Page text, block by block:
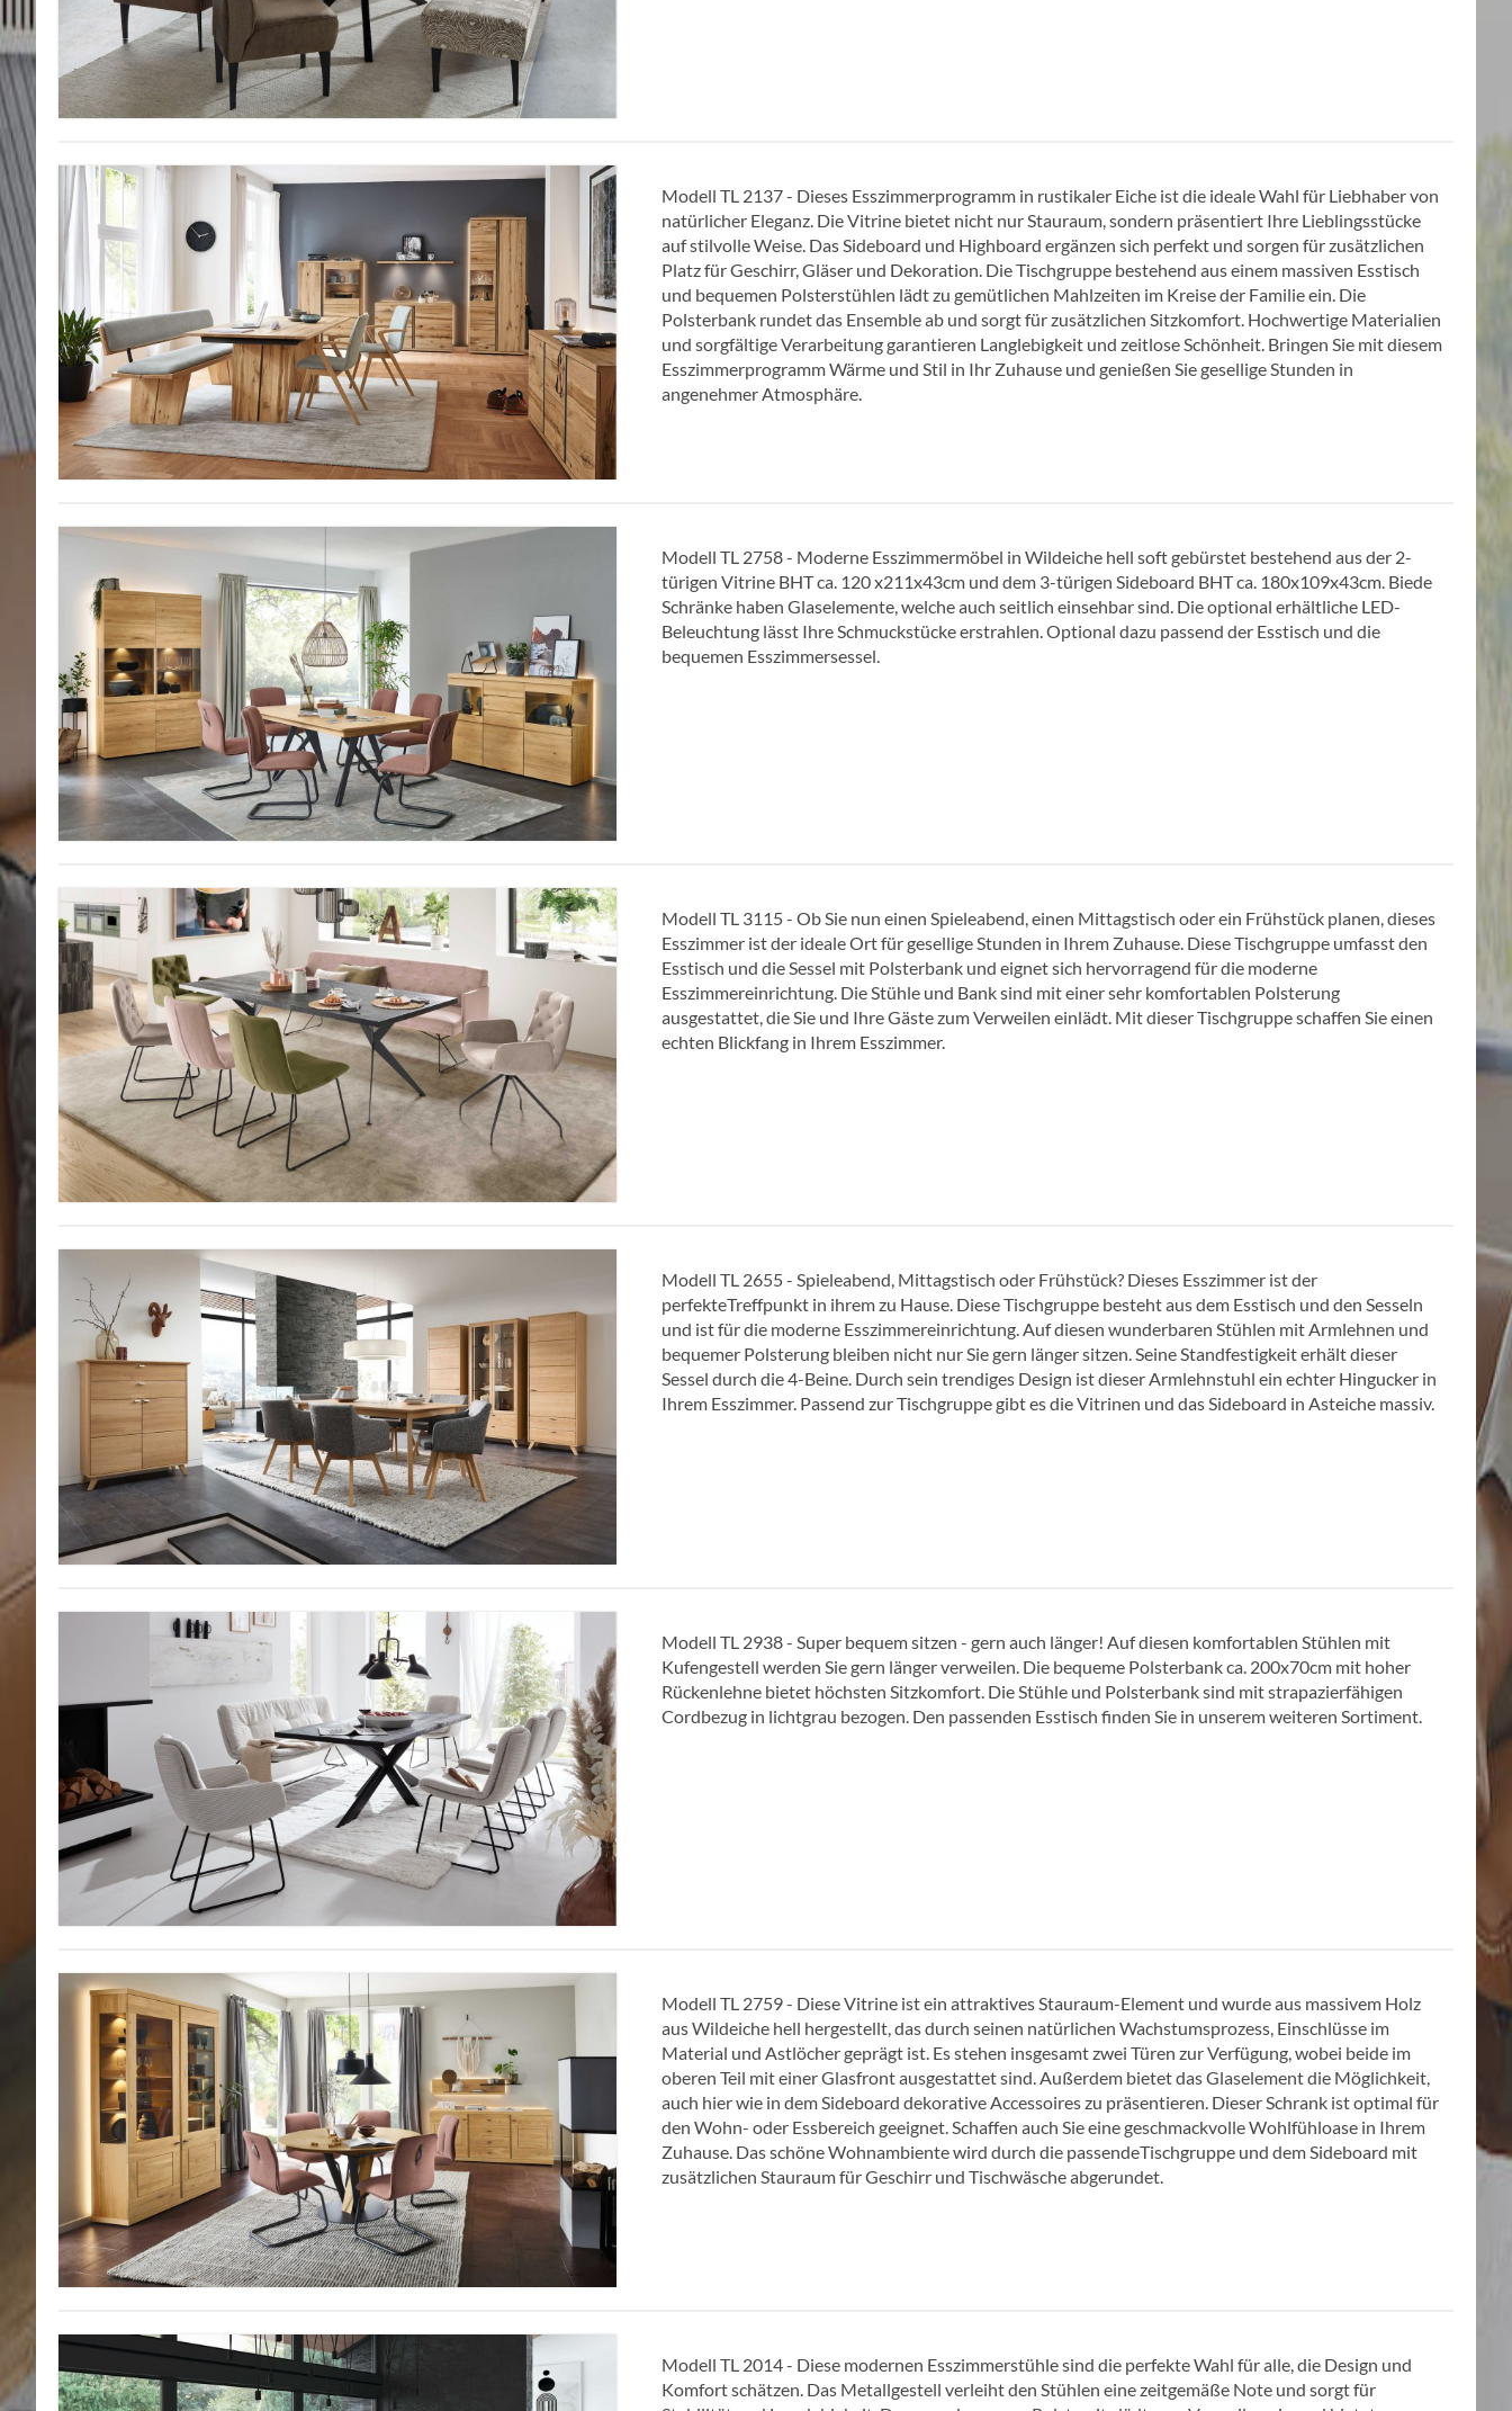
Modell TL 2137 - Dieses Esszimmerprogramm in rustikaler Eiche ist die ideale Wahl für Liebhaber von
natürlicher Eleganz. Die Vitrine bietet nicht nur Stauraum, sondern präsentiert Ihre Lieblingsstücke
auf stilvolle Weise. Das Sideboard und Highboard ergänzen sich perfekt und sorgen für zusätzlichen
Platz für Geschirr, Gläser und Dekoration. Die Tischgruppe bestehend aus einem massiven Esstisch
und bequemen Polsterstühlen lädt zu gemütlichen Mahlzeiten im Kreise der Familie ein. Die
Polsterbank rundet das Ensemble ab und sorgt für zusätzlichen Sitzkomfort. Hochwertige Materialien
und sorgfältige Verarbeitung garantieren Langlebigkeit und zeitlose Schönheit. Bringen Sie mit diesem
Esszimmerprogramm Wärme und Stil in Ihr Zuhause und genießen Sie gesellige Stunden in
angenehmer Atmosphäre.
Modell TL 2758 - Moderne Esszimmermöbel in Wildeiche hell soft gebürstet bestehend aus der 2-
türigen Vitrine BHT ca. 120 x211x43cm und dem 3-türigen Sideboard BHT ca. 180x109x43cm. Biede
Schränke haben Glaselemente, welche auch seitlich einsehbar sind. Die optional erhältliche LED-
Beleuchtung lässt Ihre Schmuckstücke erstrahlen. Optional dazu passend der Esstisch und die
bequemen Esszimmersessel.
Modell TL 3115 - Ob Sie nun einen Spieleabend, einen Mittagstisch oder ein Frühstück planen, dieses
Esszimmer ist der ideale Ort für gesellige Stunden in Ihrem Zuhause. Diese Tischgruppe umfasst den
Esstisch und die Sessel mit Polsterbank und eignet sich hervorragend für die moderne
Esszimmereinrichtung. Die Stühle und Bank sind mit einer sehr komfortablen Polsterung
ausgestattet, die Sie und Ihre Gäste zum Verweilen einlädt. Mit dieser Tischgruppe schaffen Sie einen
echten Blickfang in Ihrem Esszimmer.
Modell TL 2655 - Spieleabend, Mittagstisch oder Frühstück? Dieses Esszimmer ist der
perfekteTreffpunkt in ihrem zu Hause. Diese Tischgruppe besteht aus dem Esstisch und den Sesseln
und ist für die moderne Esszimmereinrichtung. Auf diesen wunderbaren Stühlen mit Armlehnen und
bequemer Polsterung bleiben nicht nur Sie gern länger sitzen. Seine Standfestigkeit erhält dieser
Sessel durch die 4-Beine. Durch sein trendiges Design ist dieser Armlehnstuhl ein echter Hingucker in
Ihrem Esszimmer. Passend zur Tischgruppe gibt es die Vitrinen und das Sideboard in Asteiche massiv.
Modell TL 2938 - Super bequem sitzen - gern auch länger! Auf diesen komfortablen Stühlen mit
Kufengestell werden Sie gern länger verweilen. Die bequeme Polsterbank ca. 200x70cm mit hoher
Rückenlehne bietet höchsten Sitzkomfort. Die Stühle und Polsterbank sind mit strapazierfähigen
Cordbezug in lichtgrau bezogen. Den passenden Esstisch finden Sie in unserem weiteren Sortiment.
Modell TL 2759 - Diese Vitrine ist ein attraktives Stauraum-Element und wurde aus massivem Holz
aus Wildeiche hell hergestellt, das durch seinen natürlichen Wachstumsprozess, Einschlüsse im
Material und Astlöcher geprägt ist. Es stehen insgesamt zwei Türen zur Verfügung, wobei beide im
oberen Teil mit einer Glasfront ausgestattet sind. Außerdem bietet das Glaselement die Möglichkeit,
auch hier wie in dem Sideboard dekorative Accessoires zu präsentieren. Dieser Schrank ist optimal für
den Wohn- oder Essbereich geeignet. Schaffen auch Sie eine geschmackvolle Wohlfühloase in Ihrem
Zuhause. Das schöne Wohnambiente wird durch die passendeTischgruppe und dem Sideboard mit
zusätzlichen Stauraum für Geschirr und Tischwäsche abgerundet.
Modell TL 2014 - Diese modernen Esszimmerstühle sind die perfekte Wahl für alle, die Design und
Komfort schätzen. Das Metallgestell verleiht den Stühlen eine zeitgemäße Note und sorgt für